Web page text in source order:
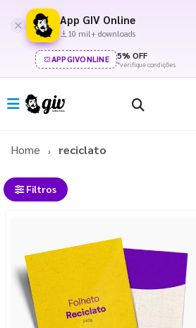
App GIV Online
10 mil+ downloads
APPGIVONLINE 5% OFF
*verifique condições
Home reciclato
Filtros